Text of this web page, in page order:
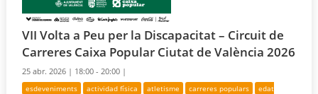
VII Volta a Peu per la Discapacitat – Circuit de
Carreres Caixa Popular Ciutat de València 2026
25 abr. 2026 | 18:00 - 20:00 |
esdeveniments actividad física atletisme carreres populars
edat